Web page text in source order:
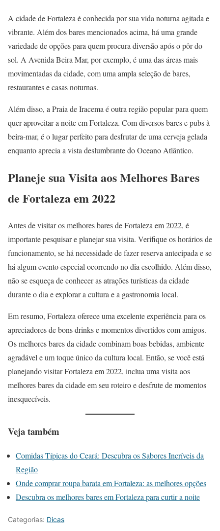
A cidade de Fortaleza é conhecida por sua vida noturna agitada e
vibrante. Além dos bares mencionados acima, há uma grande
variedade de opções para quem procura diversão após o pôr do
sol. A Avenida Beira Mar, por exemplo, é uma das áreas mais
movimentadas da cidade, com uma ampla seleção de bares,
restaurantes e casas noturnas.
Além disso, a Praia de Iracema é outra região popular para quem
quer aproveitar a noite em Fortaleza. Com diversos bares e pubs à
beira-mar, é o lugar perfeito para desfrutar de uma cerveja gelada
enquanto aprecia a vista deslumbrante do Oceano Atlântico.
Planeje sua Visita aos Melhores Bares
de Fortaleza em 2022
Antes de visitar os melhores bares de Fortaleza em 2022, é
importante pesquisar e planejar sua visita. Verifique os horários de
funcionamento, se há necessidade de fazer reserva antecipada e se
há algum evento especial ocorrendo no dia escolhido. Além disso,
não se esqueça de conhecer as atrações turísticas da cidade
durante o dia e explorar a cultura e a gastronomia local.
Em resumo, Fortaleza oferece uma excelente experiência para os
apreciadores de bons drinks e momentos divertidos com amigos.
Os melhores bares da cidade combinam boas bebidas, ambiente
agradável e um toque único da cultura local. Então, se você está
planejando visitar Fortaleza em 2022, inclua uma visita aos
melhores bares da cidade em seu roteiro e desfrute de momentos
inesquecíveis.
Veja também
Comidas Típicas do Ceará: Descubra os Sabores Incríveis da
Região
Onde comprar roupa barata em Fortaleza: as melhores opções
Descubra os melhores bares em Fortaleza para curtir a noite
Categorias: Dicas